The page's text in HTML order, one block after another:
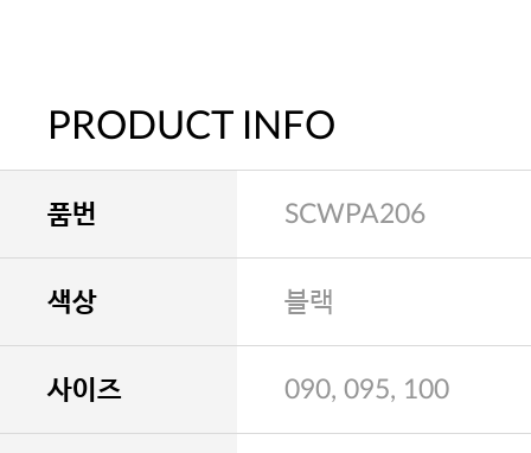
PRODUCT INFO
품번 SCWPA206
색상 블랙
사이즈 090, 095, 100